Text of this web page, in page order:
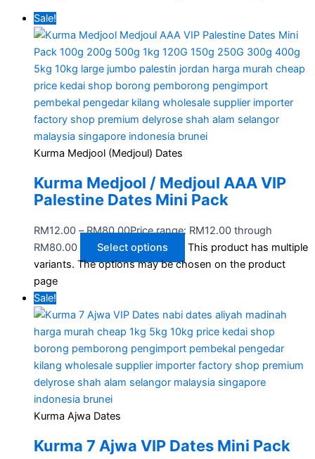
Sale!
Kurma Medjool (Medjoul) Dates
Kurma Medjool / Medjoul AAA VIP
Palestine Dates Mini Pack
RM12.00 – RM80.00Price range: RM12.00 through
RM80.00
Select options
This product has multiple
variants. The options may be chosen on the product
page
Sale!
Kurma Ajwa Dates
Kurma 7 Ajwa VIP Dates Mini Pack